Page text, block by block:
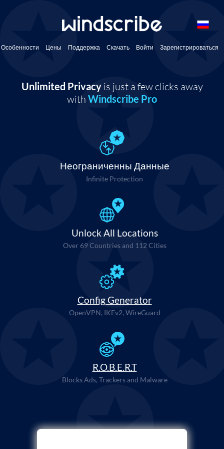
Особенности Цены Поддержка Скачать Войти Зарегистрироваться
Unlimited Privacyis just a few clicks away
with Windscribe Pro
Неограниченны Данные
Infinite Protection
Unlock All Locations
Over 69 Countries and 112 Cities
Config Generator
OpenVPN, IKEv2, WireGuard
R.O.B.E.R.T
Blocks Ads, Trackers and Malware